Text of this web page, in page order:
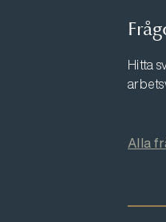
Hitta
Alla